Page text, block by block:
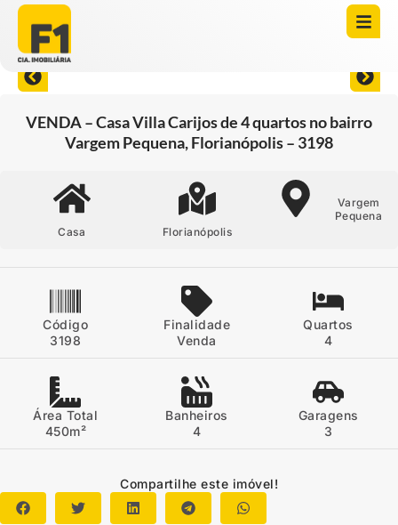
VENDA – Casa Villa Carijos de 4 quartos no bairro
Vargem Pequena, Florianópolis – 3198
Casa Florianópolis
Vargem
Pequena
Código
3198
Finalidade
Venda
Quartos
4
Área Total
450m²
Banheiros
4
Garagens
3
Compartilhe este imóvel!